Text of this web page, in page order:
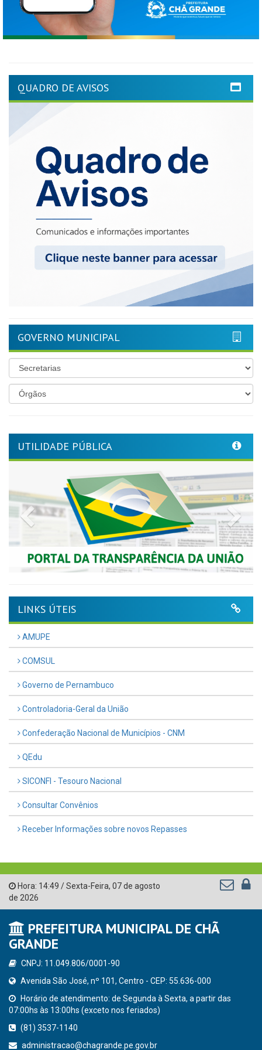
QUADRO DE AVISOS
GOVERNO MUNICIPAL
UTILIDADE PÚBLICA
Previous
LINKS ÚTEIS
AMUPE
COMSUL
Governo de Pernambuco
Controladoria-Geral da União
Confederação Nacional de Municípios - CNM
QEdu
SICONFI - Tesouro Nacional
Consultar Convênios
Receber Informações sobre novos Repasses
Hora: 14:49 /Sexta-Feira, 07 de agosto
de 2026
PREFEITURA MUNICIPAL DE CHÃ
GRANDE
CNPJ: 11.049.806/0001-90
Avenida São José, nº 101, Centro - CEP: 55.636-000
Horário de atendimento: de Segunda à Sexta, a partir das
07:00hs às 13:00hs (exceto nos feriados)
(81) 3537-1140
administracao@chagrande.pe.gov.br